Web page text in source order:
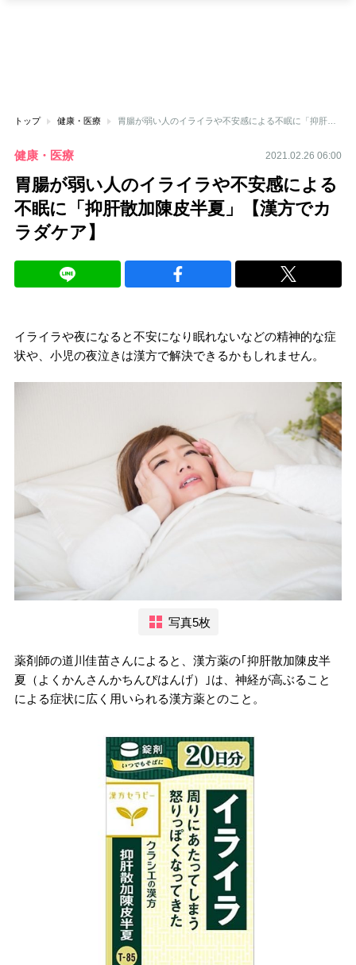
トップ 健康・医療 胃腸が弱い人のイライラや不安感による不眠に「抑肝散加陳皮半夏」【漢方でカラダケア】
健康・医療 2021.02.26 06:00
胃腸が弱い人のイライラや不安感による
不眠に「抑肝散加陳皮半夏」【漢方でカ
ラダケア】
イライラや夜になると不安になり眠れないなどの精神的な症
状や、小児の夜泣きは漢方で解決できるかもしれません。
写真5枚
薬剤師の道川佳苗さんによると、漢方薬の｢抑肝散加陳皮半
夏（よくかんさんかちんぴはんげ）｣は、神経が高ぶること
による症状に広く用いられる漢方薬とのこと。